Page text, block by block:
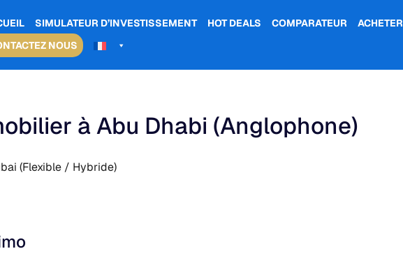
SIMULATEUR D’INVESTISSEMENT HOT DEALS COMPARATEUR ACHETER
NOUS
à Abu Dhabi (Anglophone)
(Flexible / Hybride)